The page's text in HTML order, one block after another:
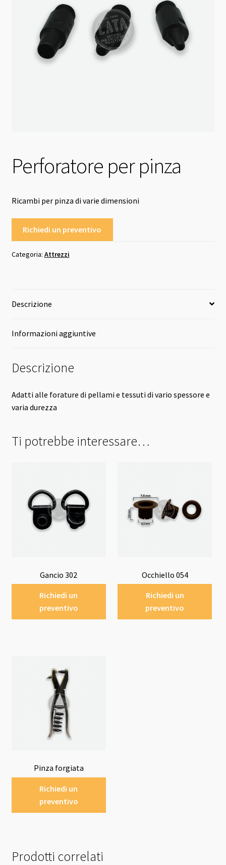
Perforatore per pinza
Ricambi per pinza di varie dimensioni
Richiedi un preventivo
Categoria: Attrezzi
Descrizione
Informazioni aggiuntive
Descrizione
Adatti alle forature di pellami e tessuti di vario spessore e
varia durezza
Ti potrebbe interessare…
Gancio 302
Richiedi un
preventivo
Occhiello 054
Richiedi un
preventivo
Pinza forgiata
Richiedi un
preventivo
Prodotti correlati